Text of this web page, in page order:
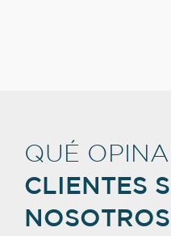
QUÉ
CLIENTES
NOSOTROS